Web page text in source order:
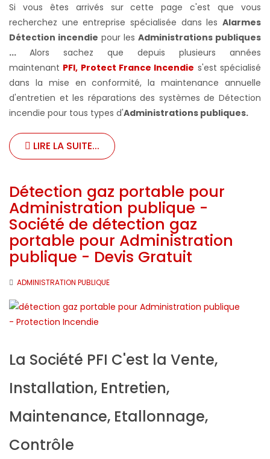
Si vous êtes arrivés sur cette page c'est que vous
recherchez une entreprise spécialisée dans les Alarmes
Détection incendie pour les Administrations publiques
... Alors sachez que depuis plusieurs années
maintenant PFI, Protect France Incendie s'est spécialisé
dans la mise en conformité, la maintenance annuelle
d'entretien et les réparations des systèmes de Détection
incendie pour tous types d'Administrations publiques.
LIRE LA SUITE...
Détection gaz portable pour
Administration publique -
Société de détection gaz
portable pour Administration
publique - Devis Gratuit
ADMINISTRATION PUBLIQUE
La Société PFI C'est la Vente,
Installation, Entretien,
Maintenance, Etallonnage,
Contrôle